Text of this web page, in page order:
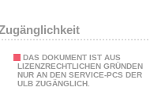
DAS DOKUMENT IST AUS
LIZENZRECHTLICHEN GRÜNDEN
NUR AN DEN SERVICE-PCS DER
ULB ZUGÄNGLICH.